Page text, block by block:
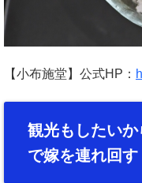
【小布施堂】公式HP：
観光もしたいか
で嫁を連れ回す